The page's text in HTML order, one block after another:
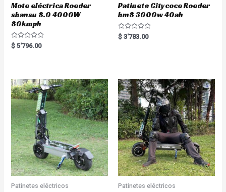
Moto eléctrica Rooder
shansu 8.0 4000W
80kmph
R
a
o
u
t
o
f
$ 5'796.00
Patinete Citycoco Rooder
hm8 3000w 40ah
R
a
u
t
o
f
5
$ 3'783.00
Patinetes eléctricos Patinetes eléctricos